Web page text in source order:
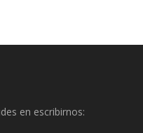
en escribirnos: